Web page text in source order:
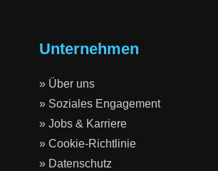
Unternehmen
» Über uns
» Soziales Engagement
» Jobs & Karriere
» Cookie-Richtlinie
» Datenschutz